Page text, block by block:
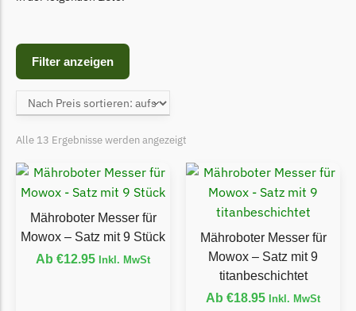
Cramer
Begrenzungsdraht
Cub Cadet
Cub Cadet Messer
Begrenzungsdraht
Ecovacs
Ecovacs Messer
Filter anzeigen
Alle 13 Ergebnisse werden angezeigt
Mähroboter Messer für
Mowox – Satz mit 9 Stück
Ab €12.95 Inkl. MwSt
Mähroboter Messer für
Mowox – Satz mit 9
titanbeschichtet
Ab €18.95 Inkl. MwSt